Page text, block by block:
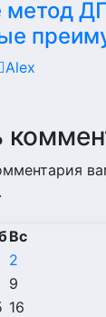
метод
Alex
.
Вс
2
9
16